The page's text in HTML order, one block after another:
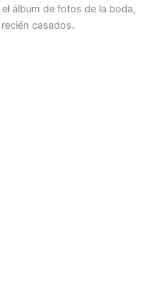
álbum de fotos de la boda,
casados.